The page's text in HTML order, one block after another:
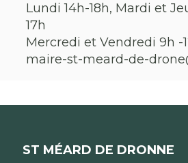
Lundi 14h-18h, Mardi et
17h
Mercredi et Vendredi 9h -
maire-st-meard-de-
ST MÉARD DE DRONNE